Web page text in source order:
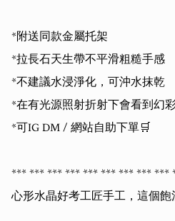
*附送同款金屬托架
*拉長石天生帶不平滑粗糙手感
*不建議水浸淨化，可沖水抹乾
*在有光源照射折射下會看到幻
*可IG DM / 網站自助下單🛒
*** *** *** *** *** *** *** *** ***
心形水晶好考工匠手工，這個飽